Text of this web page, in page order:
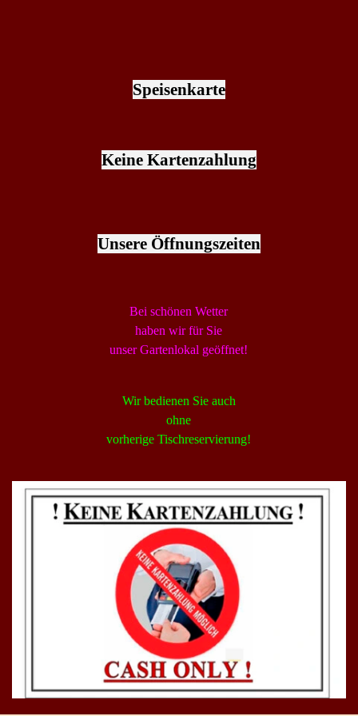
Speisenkarte
Keine Kartenzahlung
Unsere Öffnungszeiten
Bei schönen Wetter
haben wir für Sie
unser Gartenlokal geöffnet!
Wir bedienen Sie auch
ohne
vorherige Tischreservierung!